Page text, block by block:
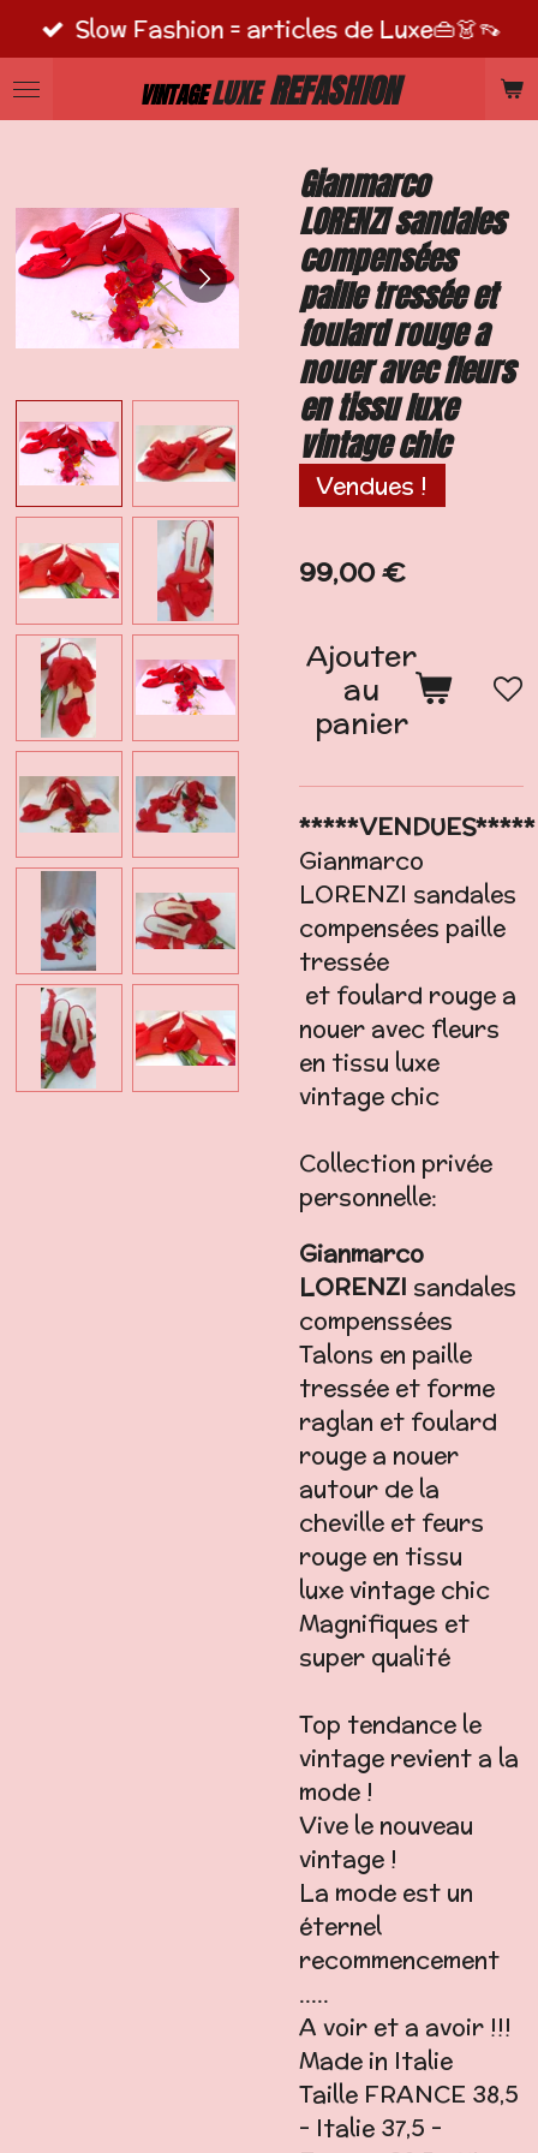
Passer
au
contenu
principal
VINTAGELUXE REFASHION
Slow Fashion = articles de Luxe👜👗👡
Gianmarco
LORENZI sandales
compensées
paille tressée et
foulard rouge a
nouer avec fleurs
en tissu luxe
vintage chic
Vendues !
99,00 €
Ajouter
au
panier
*****VENDUES*****
Gianmarco
LORENZI sandales
compensées paille
tressée
et foulard rouge a
nouer avec fleurs
en tissu luxe
vintage chic
Collection privée
personnelle:
Gianmarco
LORENZI sandales
compenssées
Talons en paille
tressée et forme
raglan et foulard
rouge a nouer
autour de la
cheville et feurs
rouge en tissu
luxe vintage chic
Magnifiques et
super qualité
Top tendance le
vintage revient a la
mode !
Vive le nouveau
vintage !
La mode est un
éternel
recommencement
.....
A voir et a avoir !!!
Made in Italie
Taille FRANCE 38,5
- Italie 37,5 -